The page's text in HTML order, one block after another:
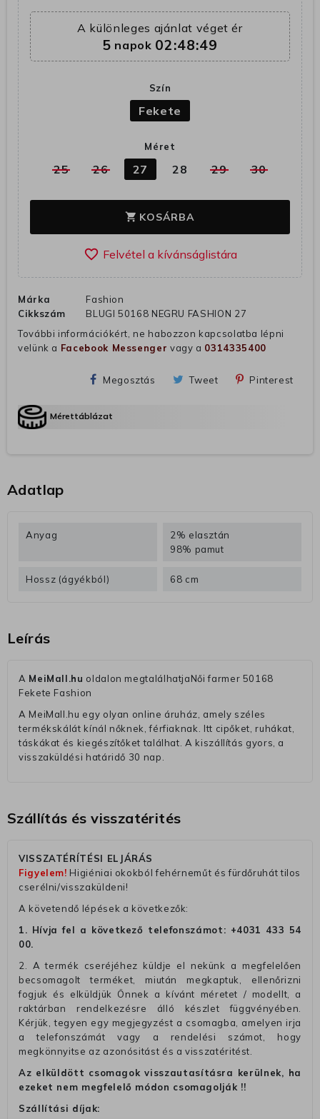
A különleges ajánlat véget ér
5 napok 02:48:49
Szín
Fekete
Méret
25 26 27 28 29 30
shopping_cart KOSÁRBA
favorite_border
Márka
Fashion
Cikkszám
BLUGI 50168 NEGRU FASHION 27
További információkért, ne habozzon kapcsolatba lépni
velünk a Facebook Messenger vagy a 0314335400
Megosztás Tweet Pinterest
Mérettáblázat
Adatlap
Anyag
2% elasztán
98% pamut
Hossz (ágyékból) 68 cm
Leírás
A MeiMall.hu oldalon megtalálhatjaNői farmer 50168
Fekete Fashion
A MeiMall.hu egy olyan online áruház, amely széles
termékskálát kínál nőknek, férfiaknak. Itt cipőket, ruhákat,
táskákat és kiegészítőket találhat. A kiszállítás gyors, a
visszaküldési határidő 30 nap.
Szállítás és visszatérités
VISSZATÉRÍTÉSI ELJÁRÁS
Figyelem! Higiéniai okokból fehérneműt és fürdőruhát tilos
cserélni/visszaküldeni!
A követendő lépések a következők:
1. Hívja fel a következő telefonszámot: +4031 433 54
00.
2. A termék cseréjéhez küldje el nekünk a megfelelően
becsomagolt terméket, miután megkaptuk, ellenőrizni
fogjuk és elküldjük Önnek a kívánt méretet / modellt, a
raktárban rendelkezésre álló készlet függvényében.
Kérjük, tegyen egy megjegyzést a csomagba, amelyen irja
a telefonszámát vagy a rendelési számot, hogy
megkönnyitse az azonósitást és a visszatéritést.
Az elküldött csomagok visszautasításra kerülnek, ha
ezeket nem megfelelő módon csomagolják !!
Szállítási díjak: